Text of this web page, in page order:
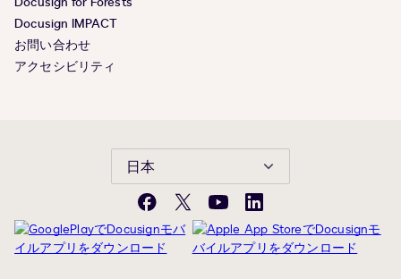
Docusign IMPACT
お問い合わせ
アクセシビリティ
日本
Facebook
X(旧
Twitter)
YouTubeLinkedIn